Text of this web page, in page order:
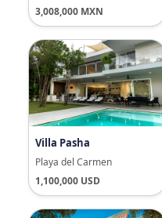
3,008,000 MXN
Villa Pasha
Playa del Carmen
1,100,000 USD